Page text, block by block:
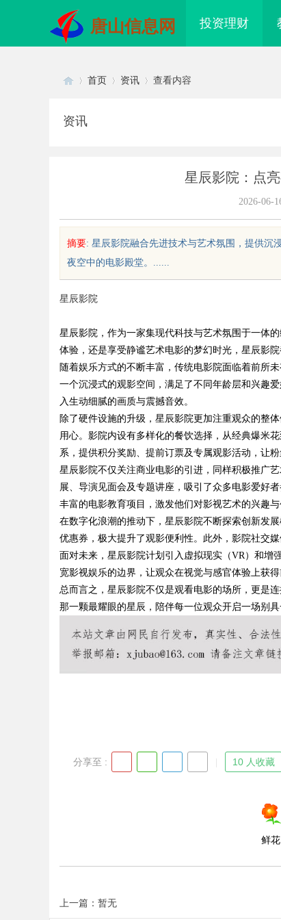
唐山信息网 投资理财
uz
!
首页 资讯 查看内容
资讯
星辰影院：点
2026-06-
摘要: 星辰影院融合先进技术与艺术氛围，提供沉
夜空中的电影殿堂。......
星辰影院
星辰影院，作为一家集现代科技与艺术氛围于一体
体验，还是享受静谧艺术电影的梦幻时光，星辰影
随着娱乐方式的不断丰富，传统电影院面临着前所
一个沉浸式的观影空间，满足了不同年龄层和兴趣
入生动细腻的画质与震撼音效。
除了硬件设施的升级，星辰影院更加注重观众的整
用心。影院内设有多样化的餐饮选择，从经典爆米
系，提供积分奖励、提前订票及专属观影活动，让粉
星辰影院不仅关注商业电影的引进，同样积极推广
展、导演见面会及专题讲座，吸引了众多电影爱好
丰富的电影教育项目，激发他们对影视艺术的兴趣与
在数字化浪潮的推动下，星辰影院不断探索创新发
优惠券，极大提升了观影便利性。此外，影院社交
面对未来，星辰影院计划引入虚拟现实（VR）和增
宽影视娱乐的边界，让观众在视觉与感官体验上获得
总而言之，星辰影院不仅是观看电影的场所，更是
那一颗最耀眼的星辰，陪伴每一位观众开启一场别具
分享至 : 10 人收藏
鲜花
上一篇：暂无
析分类信息网的功能与优势助